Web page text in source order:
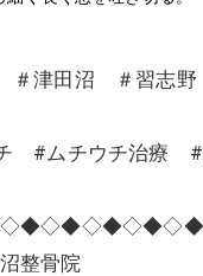
＃津田沼 ＃習志
#ムチウチ治療
整骨院